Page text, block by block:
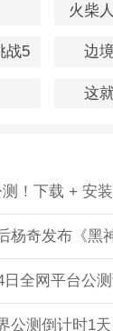
火柴
战5 边
这
！下载 + 安
杨奇发布《
日全网平台公
公测倒计时1